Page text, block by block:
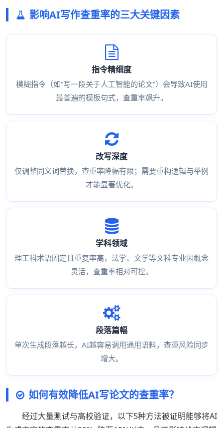
影响AI写作查重率的三大关键因素
指令精细度
模糊指令（如“写一段关于人工智能的论文”）会导致AI使用
最普遍的模板句式，查重率飙升。
改写深度
仅调整同义词替换，查重率降幅有限；需要重构逻辑与举例
才能显著优化。
学科领域
理工科术语固定且重复率高，法学、文学等文科专业因概念
灵活，查重率相对可控。
段落篇幅
单次生成段落越长，AI越容易调用通用语料，查重风险同步
增大。
如何有效降低AI写论文的查重率？
经过大量测试与高校验证，以下5种方法被证明能够将AI